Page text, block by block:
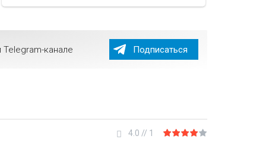
канале Подписаться
4.0 // 1